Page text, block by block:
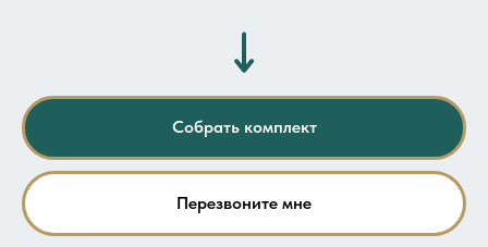
Собрать комплект
Перезвоните мне